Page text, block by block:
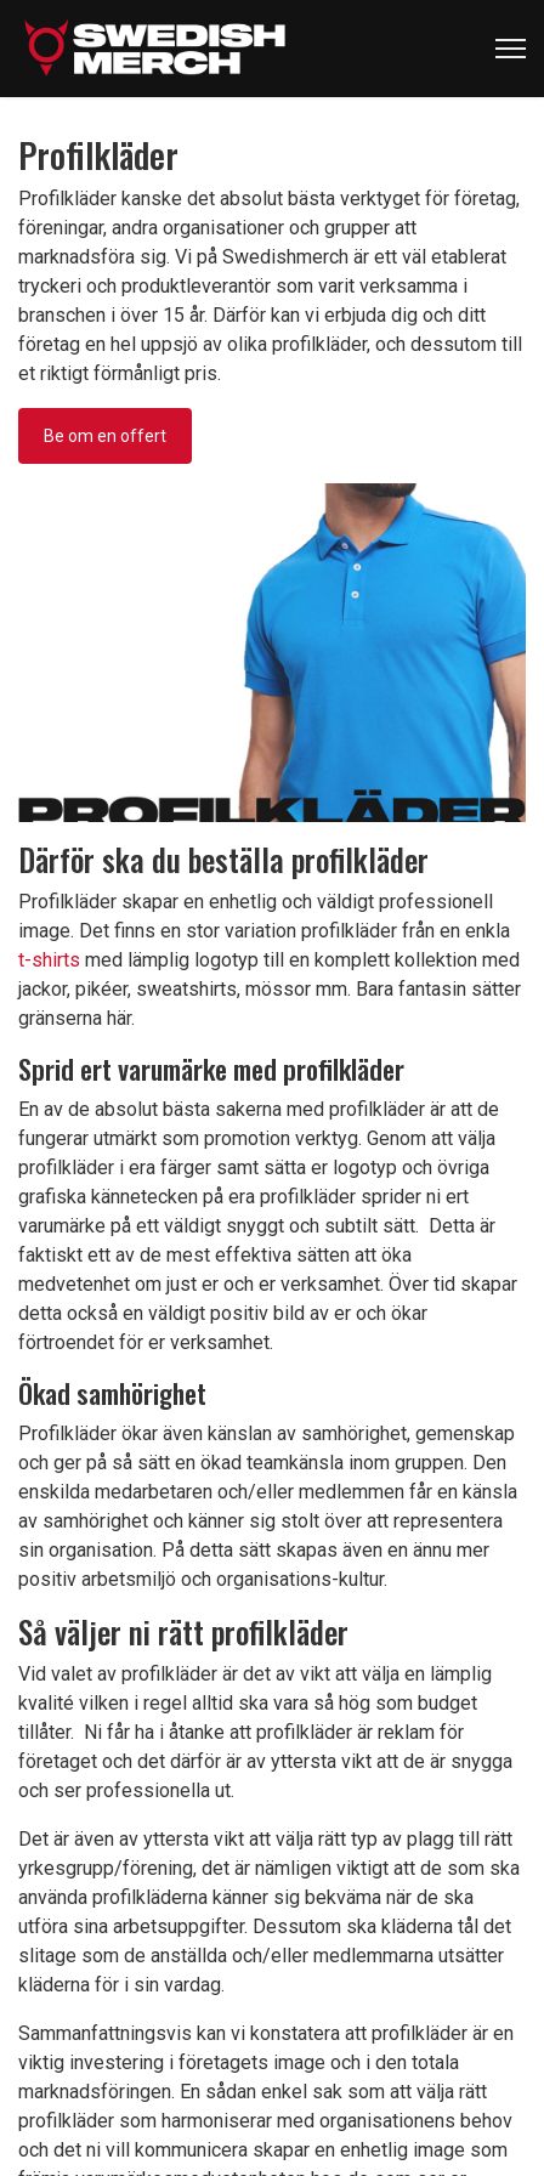
Profilkläder
Profilkläder kanske det absolut bästa verktyget för företag,
föreningar, andra organisationer och grupper att
marknadsföra sig. Vi på Swedishmerch är ett väl etablerat
tryckeri och produktleverantör som varit verksamma i
branschen i över 15 år. Därför kan vi erbjuda dig och ditt
företag en hel uppsjö av olika profilkläder, och dessutom till
et riktigt förmånligt pris.
Be om en offert
Därför ska du beställa profilkläder
Profilkläder skapar en enhetlig och väldigt professionell
image. Det finns en stor variation profilkläder från en enkla
t-shirts med lämplig logotyp till en komplett kollektion med
jackor, pikéer, sweatshirts, mössor mm. Bara fantasin sätter
gränserna här.
Sprid ert varumärke med profilkläder
En av de absolut bästa sakerna med profilkläder är att de
fungerar utmärkt som promotion verktyg. Genom att välja
profilkläder i era färger samt sätta er logotyp och övriga
grafiska kännetecken på era profilkläder sprider ni ert
varumärke på ett väldigt snyggt och subtilt sätt. Detta är
faktiskt ett av de mest effektiva sätten att öka
medvetenhet om just er och er verksamhet. Över tid skapar
detta också en väldigt positiv bild av er och ökar
förtroendet för er verksamhet.
Ökad samhörighet
Profilkläder ökar även känslan av samhörighet, gemenskap
och ger på så sätt en ökad teamkänsla inom gruppen. Den
enskilda medarbetaren och/eller medlemmen får en känsla
av samhörighet och känner sig stolt över att representera
sin organisation. På detta sätt skapas även en ännu mer
positiv arbetsmiljö och organisations-kultur.
Så väljer ni rätt profilkläder
Vid valet av profilkläder är det av vikt att välja en lämplig
kvalité vilken i regel alltid ska vara så hög som budget
tillåter. Ni får ha i åtanke att profilkläder är reklam för
företaget och det därför är av yttersta vikt att de är snygga
och ser professionella ut.
Det är även av yttersta vikt att välja rätt typ av plagg till rätt
yrkesgrupp/förening, det är nämligen viktigt att de som ska
använda profilkläderna känner sig bekväma när de ska
utföra sina arbetsuppgifter. Dessutom ska kläderna tål det
slitage som de anställda och/eller medlemmarna utsätter
kläderna för i sin vardag.
Sammanfattningsvis kan vi konstatera att profilkläder är en
viktig investering i företagets image och i den totala
marknadsföringen. En sådan enkel sak som att välja rätt
profilkläder som harmoniserar med organisationens behov
och det ni vill kommunicera skapar en enhetlig image som